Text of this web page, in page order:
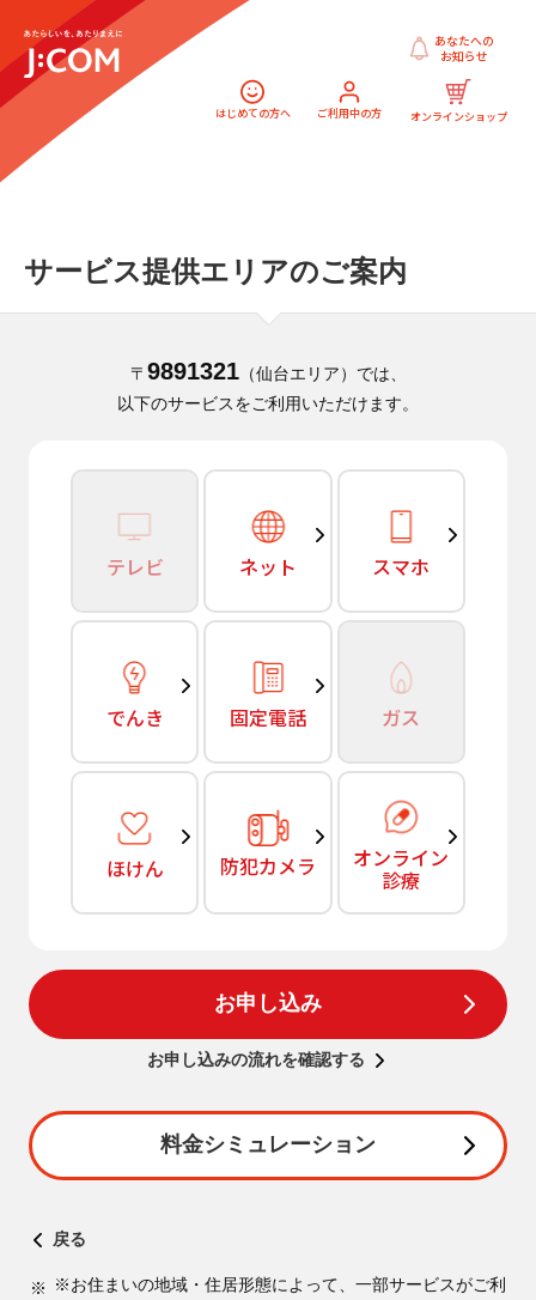
はじめての方へ ご利用中の方 オンラインショップ
あなたへの
お知らせ
サービス提供エリアのご案内
〒 9891321（仙台エリア）では、
以下のサービスをご利用いただけます。
テレビ ネット スマホ
でんき 固定電話 ガス
ほけん 防犯カメラ オンライン
診療
お申し込み
お申し込みの流れを確認する
料金シミュレーション
戻る
※お住まいの地域・住居形態によって、一部サービスがご利